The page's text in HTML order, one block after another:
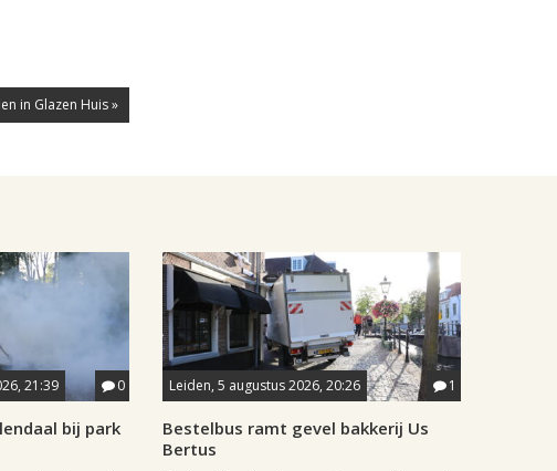
in Glazen Huis »
21:39 0
bij park
Leiden, 5 augustus 2026, 20:26 1
Bestelbus ramt gevel bakkerij Us
Bertus